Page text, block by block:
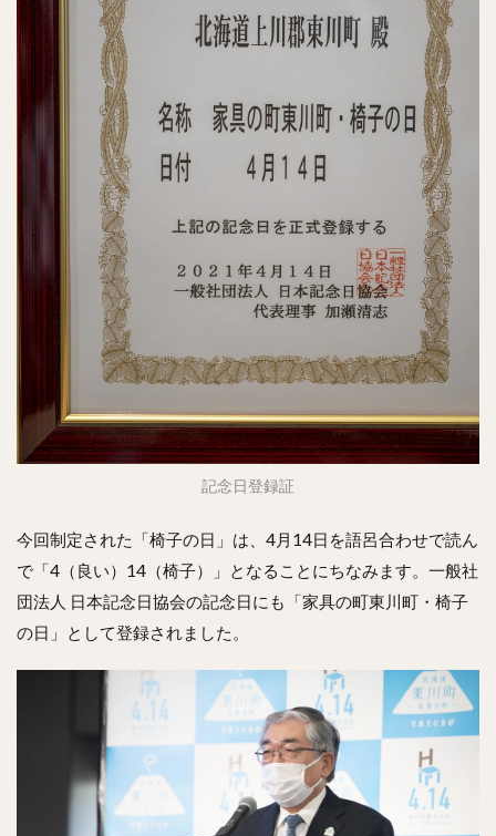
記念日登録証
今回制定された「椅子の日」は、4月14日を語呂合わせで読ん
で「4（良い）14（椅子）」となることにちなみます。一般社
団法人 日本記念日協会の記念日にも「家具の町東川町・椅子
の日」として登録されました。